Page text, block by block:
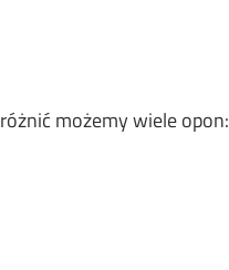
możemy wiele opon: